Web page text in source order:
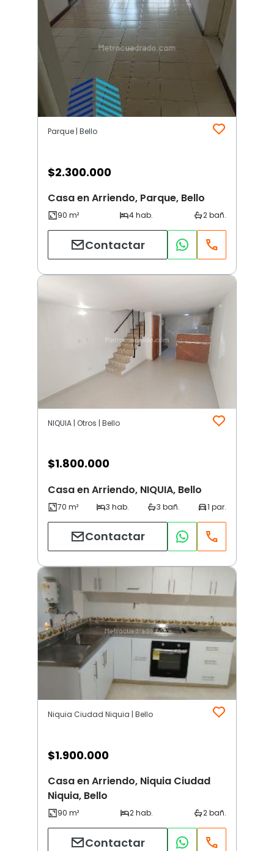
Parque | Bello
$2.300.000
Casa en Arriendo, Parque, Bello
Contactar
NIQUIA | Otros | Bello
$1.800.000
Casa en Arriendo, NIQUIA, Bello
Contactar
Niquia Ciudad Niquia | Bello
$1.900.000
Casa en Arriendo, Niquia Ciudad
Niquia, Bello
Contactar